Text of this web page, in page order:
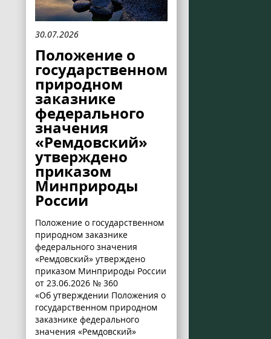
30.07.2026
Положение о
государственном
природном
заказнике
федерального
значения
«Ремдовский»
утверждено
приказом
Минприроды
России
Положение о государственном
природном заказнике
федерального значения
«Ремдовский» утверждено
приказом Минприроды России
от 23.06.2026 № 360
«Об утверждении Положения о
государственном природном
заказнике федерального
значения «Ремдовский»